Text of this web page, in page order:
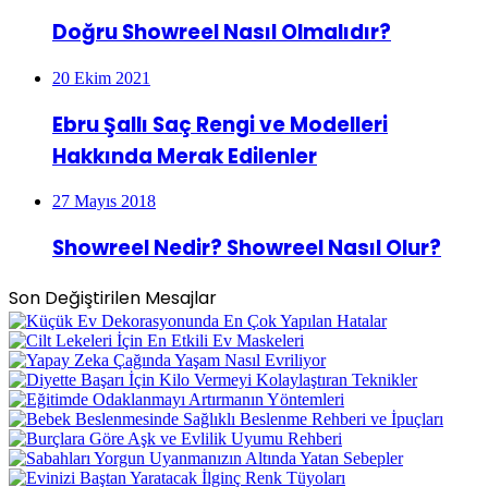
Doğru Showreel Nasıl Olmalıdır?
20 Ekim 2021
Ebru Şallı Saç Rengi ve Modelleri
Hakkında Merak Edilenler
27 Mayıs 2018
Showreel Nedir? Showreel Nasıl Olur?
Son Değiştirilen Mesajlar